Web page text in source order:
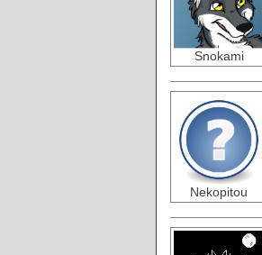
Snokami
Nekopitou